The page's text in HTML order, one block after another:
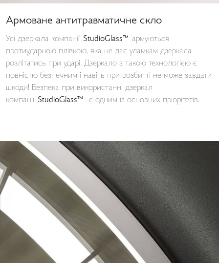
Армоване антитравматичне скло
Усі дзеркала компанії StudioGlass™ армуються
протиударною плівкою, яка не дає уламкам дзеркала
розлітатись при ударі. Дзеркало з такою технологією є
повністю безпечним і навіть при розбитті не може завдати
шкоди! Безпека при використанні дзеркал
компанії StudioGlass™ є одним із основних пріорітетів.